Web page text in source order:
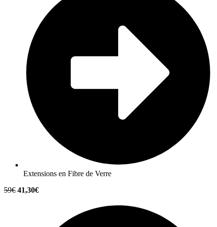
Extensions en Fibre de Verre
59€ 41,30€